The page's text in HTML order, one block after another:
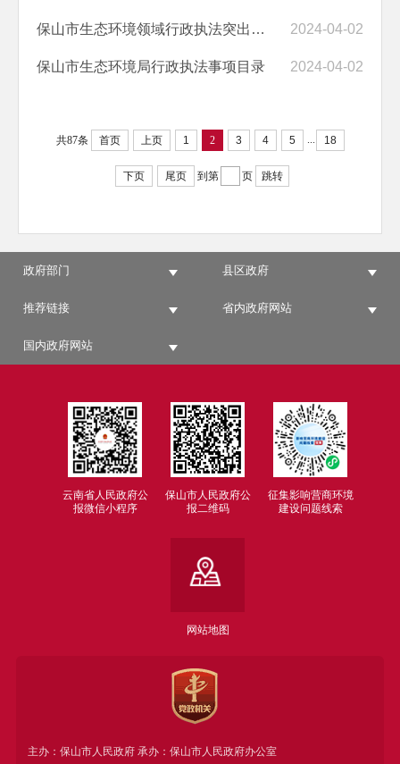
保山市生态环境领域行政执法突出问题清单 2024-04-02
保山市生态环境局行政执法事项目录 2024-04-02
共87条 首页 上页 1 2 3 4 5 ... 18
下页 尾页 到第 页 跳转
政府部门 县区政府
推荐链接 省内政府网站
国内政府网站
云南省人民政府公
报微信小程序
保山市人民政府公
报二维码
征集影响营商环境
建设问题线索
网站地图
主办：保山市人民政府 承办：保山市人民政府办公室